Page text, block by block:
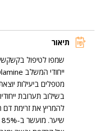
-
פורמולה
מתקדמת
500
תיאור
שמפו לטיפול
מטפלים ביעילות
בשילוב תערובת
להמריץ את זרימת דם